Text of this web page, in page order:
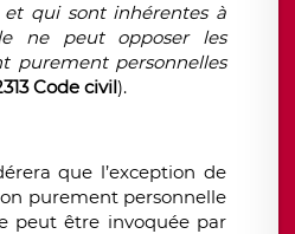
qui sont inhérentes à
ne peut opposer les
purement personnelles
Code civil).
que l’exception de
purement personnelle
peut être invoquée par